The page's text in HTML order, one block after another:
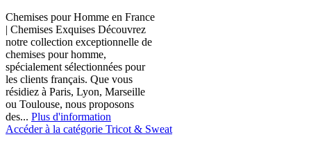
Chemises pour Homme en France
| Chemises Exquises Découvrez
notre collection exceptionnelle de
chemises pour homme,
spécialement sélectionnées pour
les clients français. Que vous
résidiez à Paris, Lyon, Marseille
ou Toulouse, nous proposons
des... Plus d'information
Accéder à la catégorie Tricot & Sweat